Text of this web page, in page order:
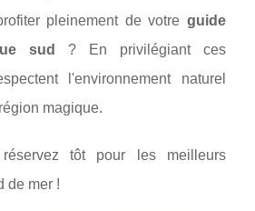
pleinement de votre guide
sud
? En privilégiant ces
l'environnement naturel
magique.
réservez tôt pour les meilleurs
de mer !